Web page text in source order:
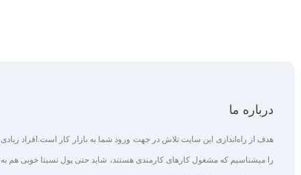
درباره ما
هدف از راه‌اندازی این سایت تلاش در جهت ورود شما به بازار کار است.افراد زیادی
را میشناسیم که مشغول کارهای کارمندی هستند، شاید حتی پول نسبتا خوبی هم به